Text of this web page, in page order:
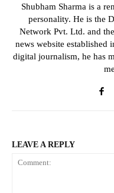
Shubham Sharma is a
personality. He is the
Network Pvt. Ltd. and
news website established
digital journalism, he has
LEAVE A REPLY